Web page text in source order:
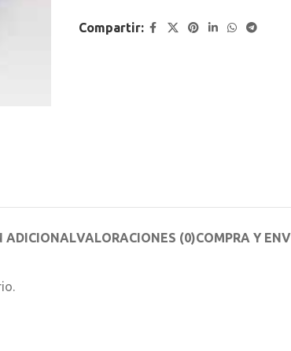
Compartir:
ADICIONALVALORACIONES (0)COMPRA Y